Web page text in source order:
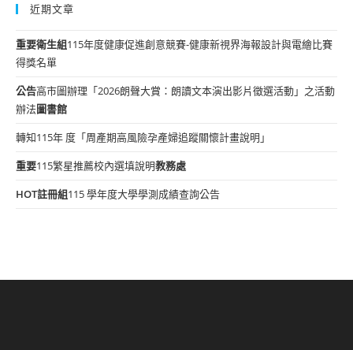
近期文章
重要衛生組115年度健康促進創意競賽-健康新視界海報設計與電繪比賽
得獎名單
公告高市圖辦理「2026朗聲大賞：朗讀文本演出影片徵選活動」之活動
辦法圖書館
轉知115年 度「周產期高風險孕產婦追蹤關懷計畫說明」
重要115繁星推薦校內選填說明教務處
HOT註冊組115 學年度大學學測成績查詢公告